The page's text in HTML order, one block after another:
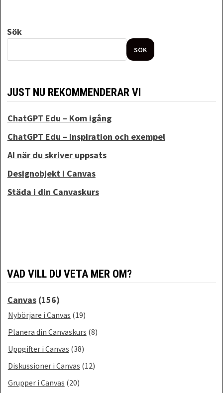
Sök
SÖK
JUST NU REKOMMENDERAR VI
ChatGPT Edu – Kom igång
ChatGPT Edu – Inspiration och exempel
AI när du skriver uppsats
Designobjekt i Canvas
Städa i din Canvaskurs
VAD VILL DU VETA MER OM?
Canvas(156)
Nybörjare i Canvas (19)
Planera din Canvaskurs (8)
Uppgifter i Canvas (38)
Diskussioner i Canvas (12)
Grupper i Canvas (20)